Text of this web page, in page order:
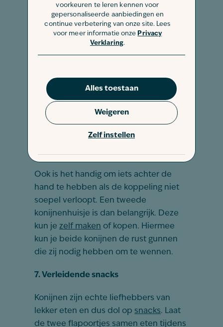
voorkeuren te leren kennen voor
gepersonaliseerde aanbiedingen en
continue verbetering van onze site. Lees
voor meer informatie onze Privacy
Verklaring.
Alles toestaan
Zelf instellen
Weigeren
5. Denk aan je eigen veiligheid
Het kan natuurlijk gebeuren dat de
geval is het belangrijk dat jij jezelf kunt
beschermen. Draag bijvoorbeeld lange
mouwen en beschermende
handschoenen zodat je geen krassen of
Ook is het handig om iets achter de
hand te hebben als de koppeling niet
soepel verloopt. Een tweede
konijnenhuisje is dan belangrijk. Deze
kun je zelf maken of kopen. Hiermee
kun je beide konijnen de rust gunnen
die zij nodig hebben om te wennen.
7. Verleidende snacks
Konijnen zijn echte liefhebbers van
lekker eten en dus dol op snacks. Laat
de twee flapoortjes samen eten tijdens